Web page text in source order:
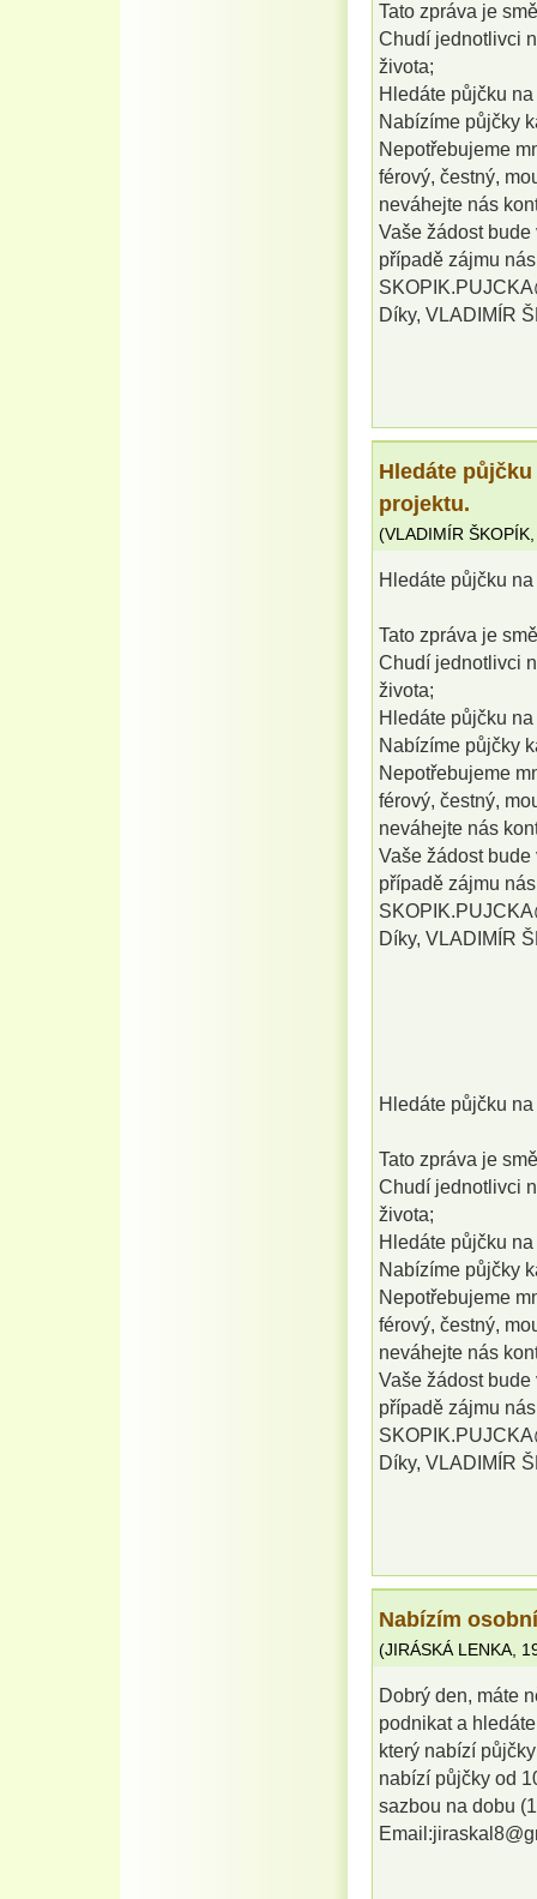
Tato zpráva je
Chudí jednotlivci
života;
Hledáte půjčku
Nabízíme půjčky
Nepotřebujeme
férový, čestný,
neváhejte nás
Vaše žádost
případě zájmu
Díky, VLADIMÍR
Hledáte
projektu.
(VLADIMÍR ŠKOPÍK
Hledáte půjčku
Tato zpráva je
Chudí jednotlivci
života;
Hledáte půjčku
Nabízíme půjčky
Nepotřebujeme
férový, čestný,
neváhejte nás
Vaše žádost
případě zájmu
Díky, VLADIMÍR
Hledáte půjčku
Tato zpráva je
Chudí jednotlivci
života;
Hledáte půjčku
Nabízíme půjčky
Nepotřebujeme
férový, čestný,
neváhejte nás
Vaše žádost
případě zájmu
Díky, VLADIMÍR
Nabízím
(JIRÁSKÁ LENKA,
Dobrý den, máte
podnikat a
který nabízí
nabízí půjčky od
sazbou na dobu